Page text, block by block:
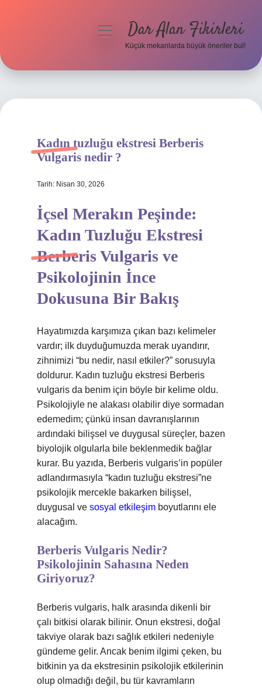
Hakkımızda
menüyüDar Alan Fikirleri
Küçük mekanlarda büyük öneriler bul!
Kadın tuzluğu ekstresi Berberis
Vulgaris nedir ?
Tarih: Nisan 30, 2026
İçsel Merakın Peşinde:
Kadın Tuzluğu Ekstresi
Berberis Vulgaris ve
Psikolojinin İnce
Dokusuna Bir Bakış
Hayatımızda karşımıza çıkan bazı kelimeler
vardır; ilk duyduğumuzda merak uyandırır,
zihnimizi “bu nedir, nasıl etkiler?” sorusuyla
doldurur. Kadın tuzluğu ekstresi Berberis
vulgaris da benim için böyle bir kelime oldu.
Psikolojiyle ne alakası olabilir diye sormadan
edemedim; çünkü insan davranışlarının
ardındaki bilişsel ve duygusal süreçler, bazen
biyolojik olgularla bile beklenmedik bağlar
kurar. Bu yazıda, Berberis vulgaris’in popüler
adlandırmasıyla “kadın tuzluğu ekstresi”ne
psikolojik mercekle bakarken bilişsel,
duygusal ve sosyal etkileşim boyutlarını ele
alacağım.
Berberis Vulgaris Nedir?
Psikolojinin Sahasına Neden
Giriyoruz?
Berberis vulgaris, halk arasında dikenli bir
çalı bitkisi olarak bilinir. Onun ekstresi, doğal
takviye olarak bazı sağlık etkileri nedeniyle
gündeme gelir. Ancak benim ilgimi çeken, bu
bitkinin ya da ekstresinin psikolojik etkilerinin
olup olmadığı değil, bu tür kavramların